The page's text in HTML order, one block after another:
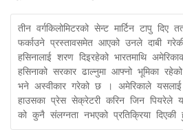
तीन वर्गकिलोमिटरको सेन्ट मार्टिन टापु दिए
फर्काउने प्रस्तावसमेत आएको उनले दाबी
हसिनालाई शरण दिइरहेको भारतमाथि
हसिनाको सरकार ढाल्नुमा आफ्नो भूमिका
भने अस्वीकार गरेको छ । अमेरिकाले
हाउसका प्रेस सेक्रेटरी करिन जिन पियरेले
को कुनै संलग्नता नभएको प्रतिक्रिया दिएकी